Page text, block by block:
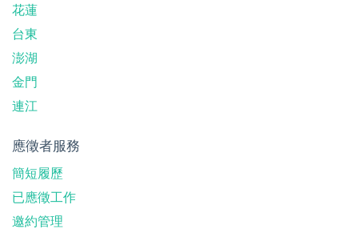
花蓮
台東
澎湖
金門
連江
應徵者服務
簡短履歷
已應徵工作
邀約管理